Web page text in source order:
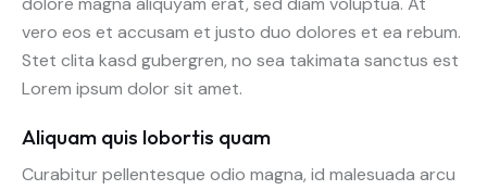
vero eos et accusam et justo duo dolores et ea rebum.
Stet clita kasd gubergren, no sea takimata sanctus est
Lorem ipsum dolor sit amet.
Aliquam quis lobortis quam
Curabitur pellentesque odio magna, id malesuada arcu